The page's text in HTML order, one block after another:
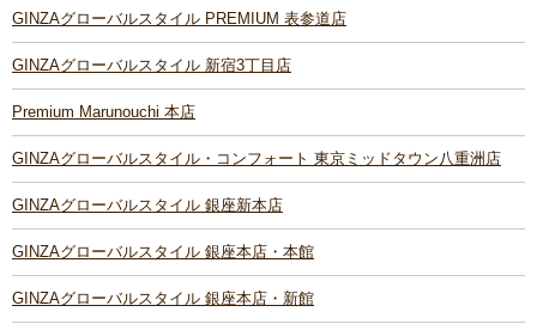
GINZAグローバルスタイル PREMIUM 表参道店
GINZAグローバルスタイル 新宿3丁目店
Premium Marunouchi 本店
GINZAグローバルスタイル・コンフォート 東京ミッドタウン八重洲店
GINZAグローバルスタイル 銀座新本店
GINZAグローバルスタイル 銀座本店・本館
GINZAグローバルスタイル 銀座本店・新館